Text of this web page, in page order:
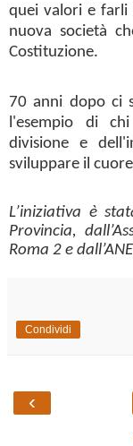
quei valori e farli
nuova società
Costituzione.
70 anni dopo ci
l'esempio di
divisione e
sviluppare il
L’iniziativa è
Provincia,
Roma 2 e
Condividi
‹